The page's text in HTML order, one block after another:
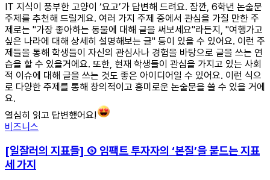
IT 지식이 풍부한 고양이 ‘요고’가 답변해 드려요. 잠깐, 6학년 논술문
주제를 추천해 드릴게요. 여러 가지 주제 중에서 관심을 가질 만한 주
제로는 "가장 좋아하는 동물에 대해 글을 써보세요"라든지, "여행가고
싶은 나라에 대해 상세히 설명해보는 글" 등이 있을 수 있어요. 이런 주
제들을 통해 학생들이 자신의 관심사나 경험을 바탕으로 글을 쓰는 연
습을 할 수 있을거에요. 또한, 현재 학생들이 관심을 가지고 있는 사회
적 이슈에 대해 글을 쓰는 것도 좋은 아이디어일 수 있어요. 이런 식으
로 다양한 주제를 통해 창의적이고 흥미로운 논술문을 쓸 수 있을 거에
요.
열심히 읽고 답변했어요!
비즈니스
[일잘러의 지표들] ⑤ 임팩트 투자자의 ‘본질’을 붙드는 지표
세 가지